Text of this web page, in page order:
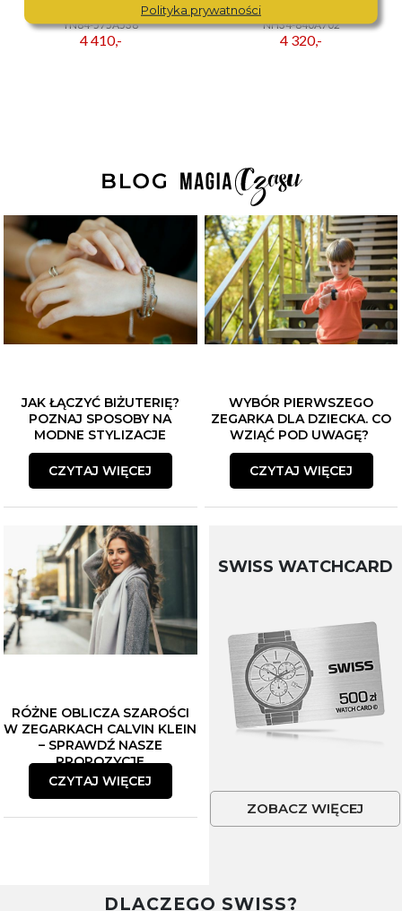
VOSTOK EUROPE
YN84-575A538
4 410,-
VOSTOK EUROPE
NH34-640A702
4 320,-
JAK ŁĄCZYĆ BIŻUTERIĘ?
POZNAJ SPOSOBY NA
MODNE STYLIZACJE
CZYTAJ WIĘCEJ
WYBÓR PIERWSZEGO
ZEGARKA DLA DZIECKA. CO
WZIĄĆ POD UWAGĘ?
CZYTAJ WIĘCEJ
RÓŻNE OBLICZA SZAROŚCI
W ZEGARKACH CALVIN KLEIN
– SPRAWDŹ NASZE
PROPOZYCJE
CZYTAJ WIĘCEJ
SWISS WATCHCARD
ZOBACZ WIĘCEJ
DLACZEGO SWISS?
Polityka prywatności